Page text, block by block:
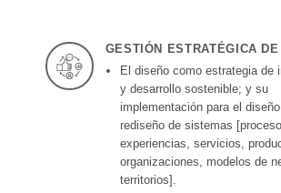
GESTIÓN ESTRATÉGICA
El diseño como estrategia de
y desarrollo sostenible; y su
implementación para el
rediseño de sistemas
experiencias, servicios,
organizaciones, modelos de
territorios].